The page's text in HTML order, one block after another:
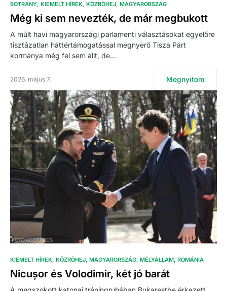
BOTRÁNY KIEMELT HÍREK KÖZRÖHEJ MAGYARORSZÁG
Még ki sem nevezték, de már megbukott
A múlt havi magyarországi parlamenti választásokat egyelőre
tisztázatlan háttértámogatással megnyerő Tisza Párt
kormánya még fel sem állt, de…
2026. május 7. Megnyitom
KIEMELT HÍREK KÖZRÖHEJ MAGYARORSZÁG MÉLYÁLLAM ROMÁNIA
Nicușor és Volodimir, két jó barát